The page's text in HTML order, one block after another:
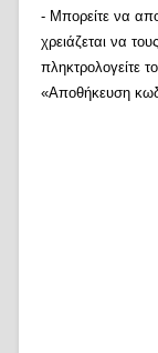
- Μπορείτε να
χρειάζεται να
πληκτρολογείτε
«Αποθήκευση